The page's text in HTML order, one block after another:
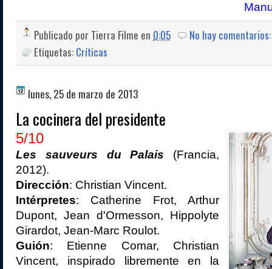
Publicado por Tierra Filme en 0:05
No hay
Etiquetas: Críticas
lunes, 25 de marzo de 2013
La cocinera del presidente
5/10
Les sauveurs du Palais (Francia,
2012).
Dirección: Christian Vincent.
Intérpretes: Catherine Frot, Arthur
Dupont, Jean d'Ormesson, Hippolyte
Girardot, Jean-Marc Roulot.
Guión: Etienne Comar, Christian
Vincent, inspirado libremente en la